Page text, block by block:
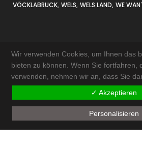
VÖCKLABRUCK WELS WELS LAND WE
KONTAKT &
IMPRESSUM
AKTUELLES
Wir verwenden Cookies, um Ihnen das
bieten zu können. Wenn Sie fortfahren,
verwenden, nehmen wir an, dass Sie
✓ Akzeptieren
Personalisieren